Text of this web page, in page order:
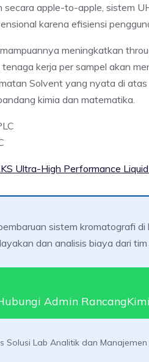
secara apple-to-apple, sistem
karena efisiensi
meningkatkan
kerja per sampel akan
Solvent yang nyata di
kimia dan matematika.
Ultra-High Performance
sistem kromatografi
dan analisis biaya dari tim
Admin
Solusi Lab Analitik dan Manajemen